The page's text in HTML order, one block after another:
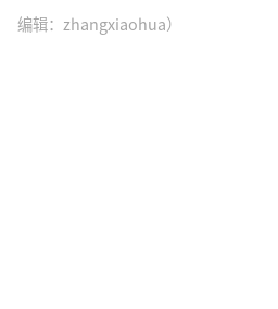
编辑：zhangxiaohua）